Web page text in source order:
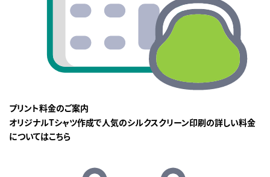
プリント料金のご案内
オリジナルTシャツ作成で人気のシルクスクリーン印刷の詳しい料金
についてはこちら